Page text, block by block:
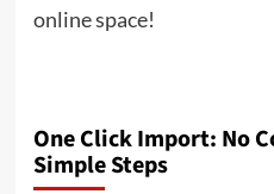
online space!
One Click Import: No
Simple Steps